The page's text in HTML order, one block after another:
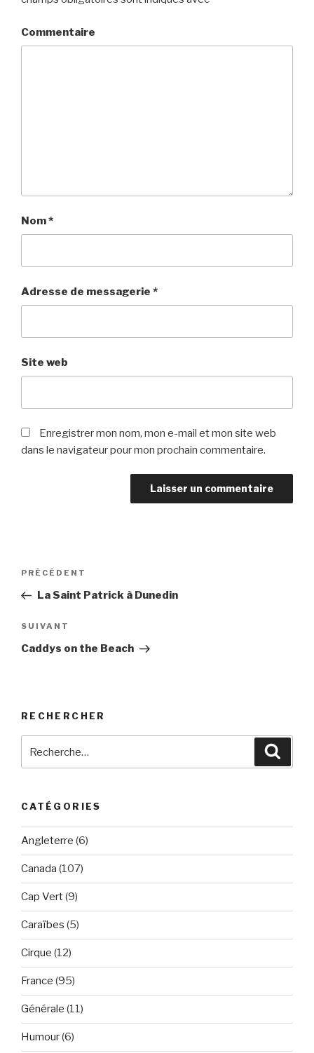
Commentaire
Nom*
Adresse de messagerie *
Site web
Enregistrer mon nom, mon e-mail et mon site web
dans le navigateur pour mon prochain commentaire.
Navigation
Article
précédent
PRÉCÉDENT
La Saint Patrick à Dunedin
Article
suivant
SUIVANT
Caddys on the Beach
RECHERCHER
CATÉGORIES
Angleterre (6)
Canada (107)
Cap Vert(9)
Caraïbes (5)
Cirque (12)
France (95)
Générale (11)
Humour(6)